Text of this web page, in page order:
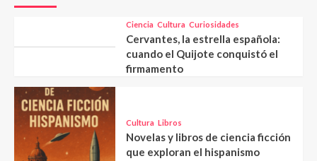
Ciencia Cultura Curiosidades
Cervantes, la estrella española:
cuando el Quijote conquistó el
firmamento
Cultura Libros
Novelas y libros de ciencia ficción
que exploran el hispanismo